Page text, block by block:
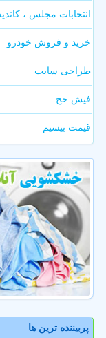
انتخابات مجلس ،
خرید و فروش خودرو
طراحی سایت
فیش حج
قیمت بیسیم
پربیننده ترین ها